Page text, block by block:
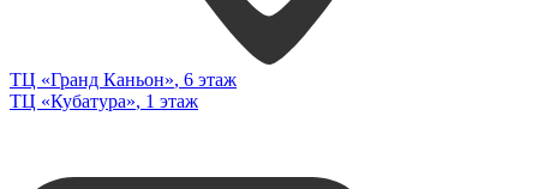
ТЦ «Гранд Каньон», 6 этаж
ТЦ «Кубатура», 1 этаж